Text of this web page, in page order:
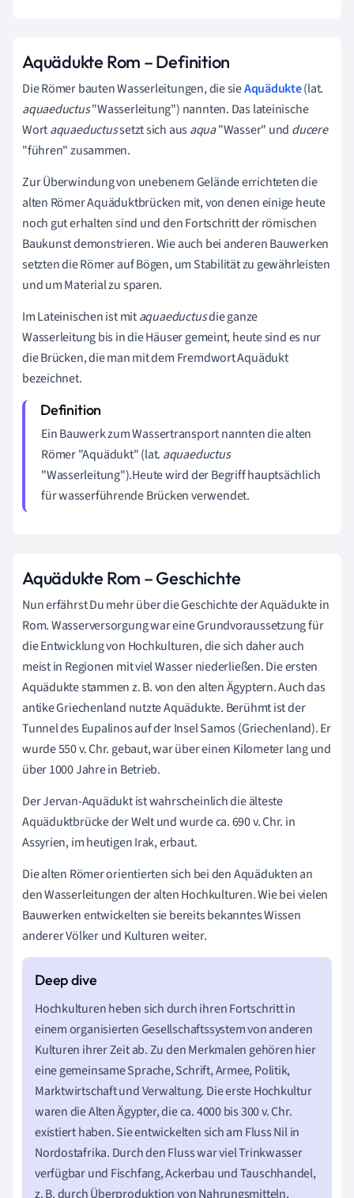
Aquädukte Rom – Definition
Die Römer bauten Wasserleitungen, die sieAquädukte(lat.
aquaeductus"Wasserleitung") nannten. Das lateinische
Wortaquaeductussetzt sich ausaqua"Wasser" und ducere
"führen" zusammen.
Zur Überwindung von unebenem Gelände errichteten die
alten Römer Aquäduktbrücken mit, von denen einige heute
noch gut erhalten sind und den Fortschritt der römischen
Baukunst demonstrieren. Wie auch bei anderen Bauwerken
setzten die Römer auf Bögen, um Stabilität zu gewährleisten
und um Material zu sparen.
Im Lateinischen ist mitaquaeductusdie ganze
Wasserleitung bis in die Häuser gemeint, heute sind es nur
die Brücken, die man mit dem Fremdwort Aquädukt
bezeichnet.
Ein Bauwerk zum Wassertransport nannten die alten
Römer "Aquädukt" (lat. aquaeductus
"Wasserleitung").Heute wird der Begriff hauptsächlich
für wasserführende Brücken verwendet.
Aquädukte Rom – Geschichte
Nun erfährst Du mehr über die Geschichte der Aquädukte in
Rom. Wasserversorgung war eine Grundvoraussetzung für
die Entwicklung von Hochkulturen, die sich daher auch
meist in Regionen mit viel Wasser niederließen. Die ersten
Aquädukte stammen z. B. von den alten Ägyptern. Auch das
antike Griechenland nutzte Aquädukte. Berühmt ist der
Tunnel des Eupalinos auf der Insel Samos (Griechenland). Er
wurde 550 v. Chr. gebaut, war über einen Kilometer lang und
über 1000 Jahre in Betrieb.
Der Jervan-Aquädukt ist wahrscheinlich die älteste
Aquäduktbrücke der Welt und wurde ca. 690 v. Chr. in
Assyrien, im heutigen Irak, erbaut.
Die alten Römer orientierten sich bei den Aquädukten an
den Wasserleitungen der alten Hochkulturen. Wie bei vielen
Bauwerken entwickelten sie bereits bekanntes Wissen
anderer Völker und Kulturen weiter.
Hochkulturen heben sich durch ihren Fortschritt in
einem organisierten Gesellschaftssystem von anderen
Kulturen ihrer Zeit ab. Zu den Merkmalen gehören hier
eine gemeinsame Sprache, Schrift, Armee, Politik,
Marktwirtschaft und Verwaltung. Die erste Hochkultur
waren die Alten Ägypter, die ca. 4000 bis 300 v. Chr.
existiert haben. Sie entwickelten sich am Fluss Nil in
Nordostafrika. Durch den Fluss war viel Trinkwasser
verfügbar und Fischfang, Ackerbau und Tauschhandel,
z. B. durch Überproduktion von Nahrungsmitteln,